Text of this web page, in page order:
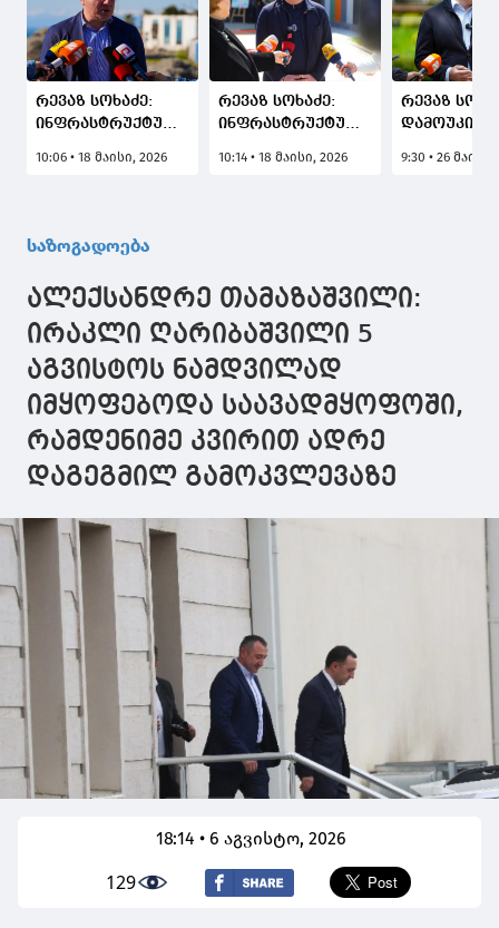
რევაზ სოხაძე:
ინფრასტრუქტურული
ეკონომიკურ
10:06 • 18 მაისი, 2026
რევაზ სოხაძე:
ინფრასტრუქტურულ
ჩართვას მხოლოდ
10:14 • 18 მაისი, 2026
რევაზ
9:30 • 26 მაისი,
საზოგადოება
ალექსანდრე თამაზაშვილი:
ირაკლი ღარიბაშვილი 5
აგვისტოს ნამდვილად
იმყოფებოდა საავადმყოფოში,
რამდენიმე კვირით ადრე
დაგეგმილ გამოკვლევაზე
18:14 • 6 აგვისტო, 2026
129